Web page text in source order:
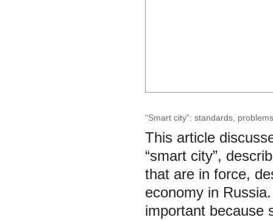
“Smart city”: standards,
This article
“smart city”,
that are in force,
economy in
important because